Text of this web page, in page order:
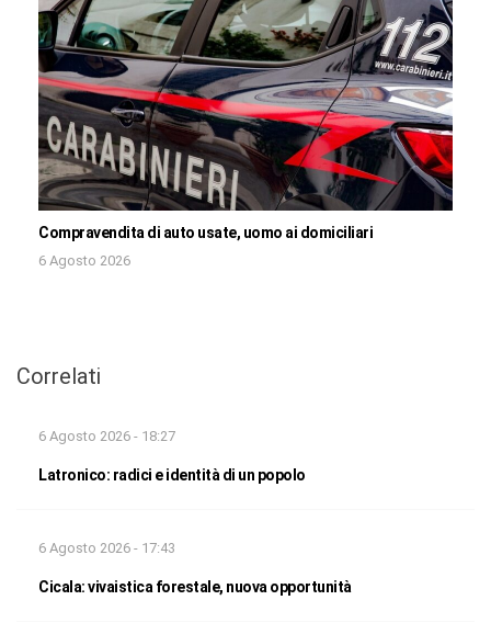
Compravendita di auto usate, uomo ai domiciliari
6 Agosto 2026
Correlati
6 Agosto 2026 - 18:27
Latronico: radici e identità di un popolo
6 Agosto 2026 - 17:43
Cicala: vivaistica forestale, nuova opportunità